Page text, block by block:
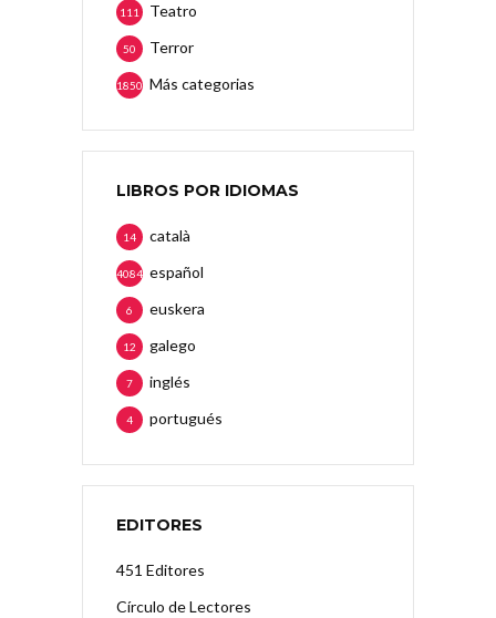
Teatro
111
Terror
50
Más categorias
1850
LIBROS POR IDIOMAS
català
14
español
4084
euskera
6
galego
12
inglés
7
portugués
4
EDITORES
451 Editores
Círculo de Lectores